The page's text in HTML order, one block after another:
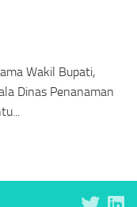
Wakil Bupati,
Dinas Penanaman